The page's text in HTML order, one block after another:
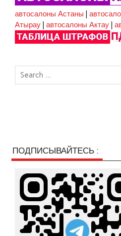
автосалоны Астаны |
Атырау |автосалоны Актау |
ПОДПИСЫВАЙТЕСЬ :